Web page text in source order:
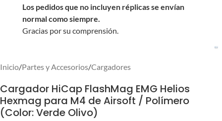
Los pedidos que no incluyen réplicas se envían
normal como siempre.
Gracias por su comprensión.
Inicio/Partes y Accesorios/Cargadores
Cargador HiCap FlashMag EMG Helios
Hexmag para M4 de Airsoft / Polímero
(Color: Verde Olivo)